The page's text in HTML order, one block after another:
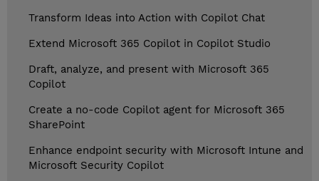
Transform Ideas into Action with Copilot Chat
Extend Microsoft 365 Copilot in Copilot Studio
Draft, analyze, and present with Microsoft 365
Copilot
Create a no-code Copilot agent for Microsoft 365
SharePoint
Enhance endpoint security with Microsoft Intune and
Microsoft Security Copilot